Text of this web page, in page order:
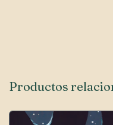
Productos